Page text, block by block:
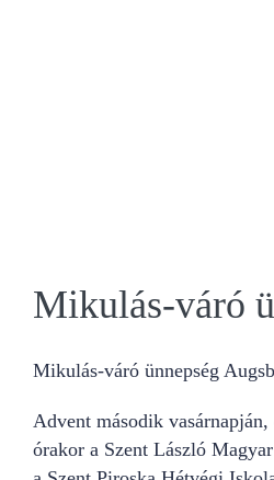
Mikulás-váró
Mikulás-váró ünnepség
Advent második
órakor a Szent László